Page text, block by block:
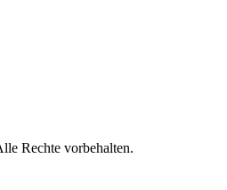
Rechte vorbehalten.